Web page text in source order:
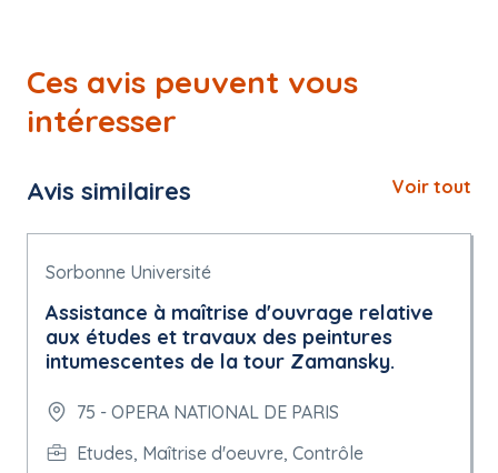
Ces avis peuvent vous
intéresser
Avis similaires Voir tout
Sorbonne Université
Assistance à maîtrise d'ouvrage relative
aux études et travaux des peintures
intumescentes de la tour Zamansky.
75 - OPERA NATIONAL DE PARIS
Etudes, Maîtrise d'oeuvre, Contrôle